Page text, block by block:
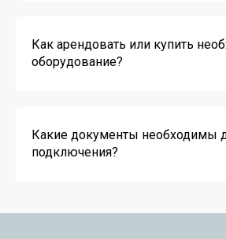
Как арендовать или купить
оборудование?
Какие документы необходимы
подключения?